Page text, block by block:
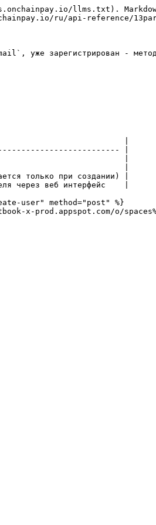
llms.txt).
ru/api-reference/
уже зарегистрирован -
|
|
|
|
только при создании) |
через веб интерфейс    |
user" method="post" %}
o/